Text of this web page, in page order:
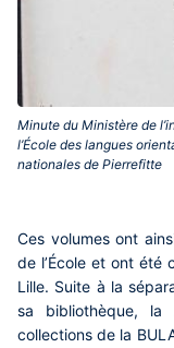
Minute du Ministère de
l’École des langues
nationales de Pierrefitte‎
Ces volumes ont
de l’École et ont été
Lille. Suite à la
sa bibliothèque, la
collections de la